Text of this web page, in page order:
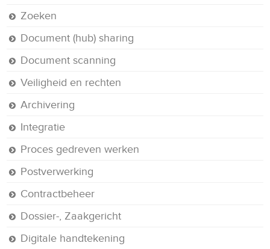
Zoeken
Document (hub) sharing
Document scanning
Veiligheid en rechten
Archivering
Integratie
Proces gedreven werken
Postverwerking
Contractbeheer
Dossier-, Zaakgericht
Digitale handtekening